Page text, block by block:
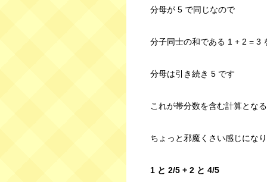
分母が 5 で同じなので
分子同士の和である 1 + 2 = 3
分母は引き続き 5 です
これが帯分数を含む計算となる
ちょっと邪魔くさい感じになり
1 と 2/5 + 2 と 4/5